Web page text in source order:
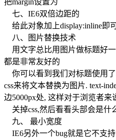
七、IE6双倍边距的
给此对象加上display:inline即
八、图片替换技术
用文字总比用图片做标题好
都是非常友好的
你可以看到我们对标题使用
css来将文本替换为图片. text-
边5000px处, 这样对于浏览者来
关掉css,然后看看头部会是什
九、 最小宽度
IE6另外一个bug就是它不支持